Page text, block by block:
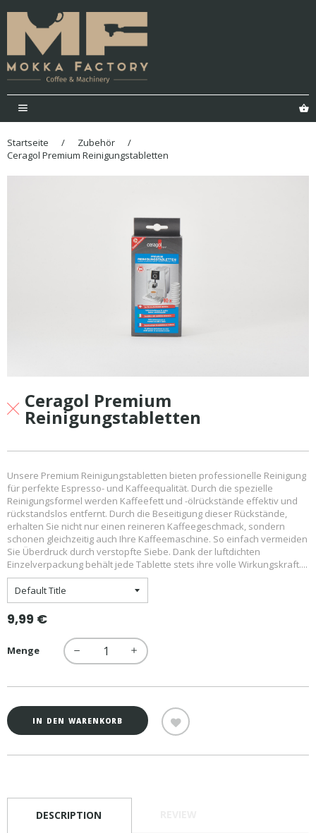
Startseite / Zubehör
/
Ceragol Premium Reinigungstabletten
Ceragol Premium
Reinigungstabletten
Unsere Premium Reinigungstabletten bieten professionelle Reinigung
für perfekte Espresso- und Kaffeequalität. Durch die spezielle
Reinigungsformel werden Kaffeefett und -ölrückstände effektiv und
rückstandslos entfernt. Durch die Beseitigung dieser Rückstände,
erhalten Sie nicht nur einen reineren Kaffeegeschmack, sondern
schonen gleichzeitig auch Ihre Kaffeemaschine. So einfach vermeiden
Sie Überdruck durch verstopfte Siebe. Dank der luftdichten
Einzelverpackung behält jede Tablette stets ihre volle Wirkungskraft....
Normaler
Preis
9,99 €
Menge
− +
IN DEN WARENKORB
DESCRIPTION